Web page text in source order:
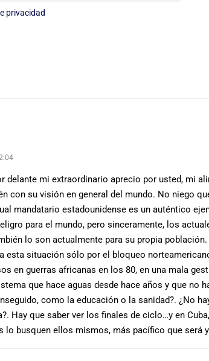
privacidad
delante mi extraordinario aprecio por usted, mi
con su visión en general del mundo. No niego
mandatario estadounidense es un auténtico
para el mundo, pero sinceramente, los
lo son actualmente para su propia población.
esta situación sólo por el bloqueo
en guerras africanas en los 80, en una mala
que hace aguas desde hace años y que no
como la educación o la sanidad?. ¿No
Hay que saber ver los finales de ciclo…y en
lo busquen ellos mismos, más pacífico que será